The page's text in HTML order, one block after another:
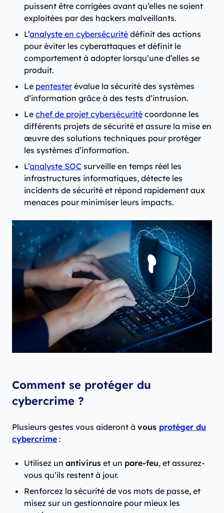
puissent être corrigées avant qu’elles ne soient
exploitées par des hackers malveillants.
L’analyste en cybersécurité définit des actions
pour éviter les cyberattaques et définit le
comportement à adopter lorsqu’une d’elles se
produit.
Le pentesterévalue la sécurité des systèmes
d’information grâce à des tests d’intrusion.
Le chef de projet cybersécurité coordonne les
différents projets de sécurité et assure la mise en
œuvre des solutions techniques pour protéger
les systèmes d’information.
L’analyste SOC surveille en temps réel les
infrastructures informatiques, détecte les
incidents de sécurité et répond rapidement aux
menaces pour minimiser leurs impacts.
Comment se protéger du
cybercrime ?
Plusieurs gestes vous aideront à vous protéger du
cybercrime :
Utilisez un antivirus et un pare-feu, et assurez-
vous qu’ils restent à jour.
Renforcez la sécurité de vos mots de passe, et
misez sur un gestionnaire pour mieux les